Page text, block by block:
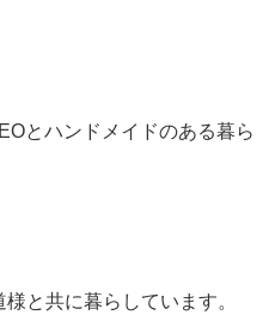
とハンドメイドのある暮ら
と共に暮らしています。